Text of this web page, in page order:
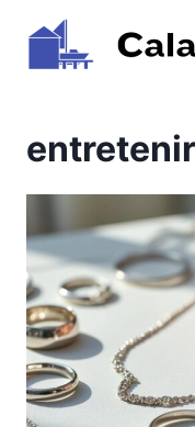
contenu